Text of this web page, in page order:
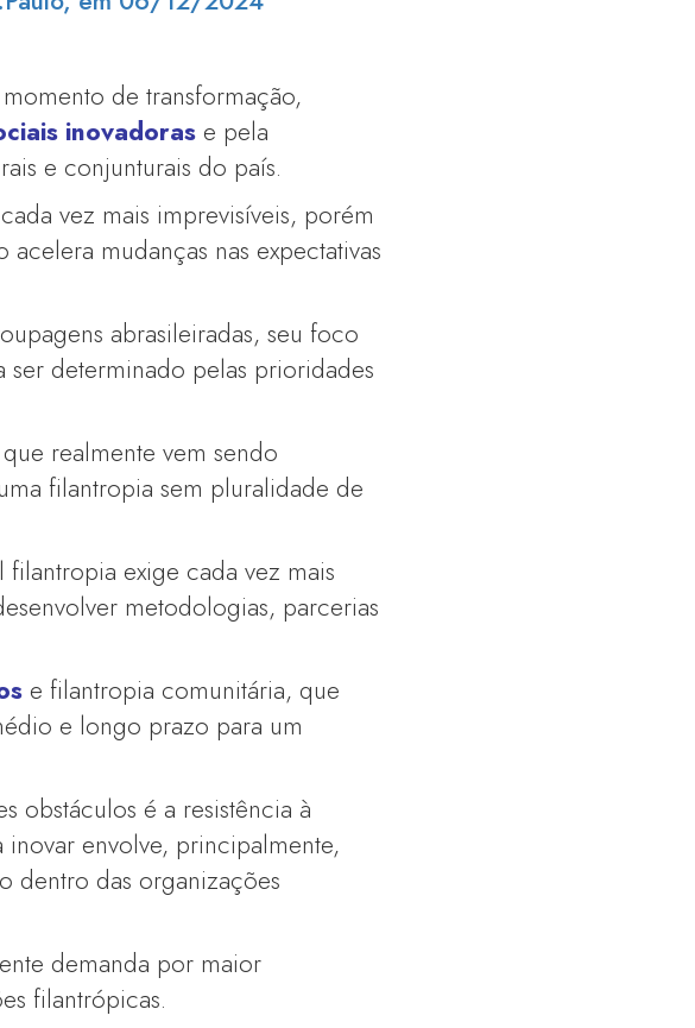
de transformação,
inovadoras e pela
e conjunturais do país.
vez mais imprevisíveis, porém
acelera mudanças nas expectativas
abrasileiradas, seu foco
determinado pelas prioridades
realmente vem sendo
filantropia sem pluralidade de
filantropia exige cada vez mais
metodologias, parcerias
e filantropia comunitária, que
e longo prazo para um
obstáculos é a resistência à
envolve, principalmente,
dentro das organizações
demanda por maior
filantrópicas.